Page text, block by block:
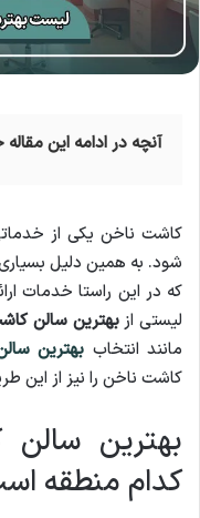
آنچه در ادامه این
کاشت ناخن یکی از
شود. به همین دلیل بسیاری
که در این راستا خدمات
لیستی ازبهترین سالن
مانند انتخاب بهترین
کاشت ناخن را نیز از این
بهترین
کدام منطقه